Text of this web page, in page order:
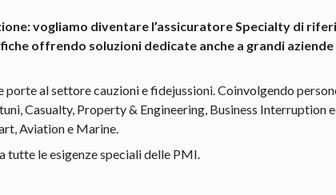
vogliamo diventare l’assicuratore Specialty di
offrendo soluzioni dedicate anche a grandi aziende
porte al settore cauzioni e fidejussioni. Coinvolgendo
Casualty, Property & Engineering, Business Interruption
Aviation e Marine.
tutte le esigenze speciali delle PMI.